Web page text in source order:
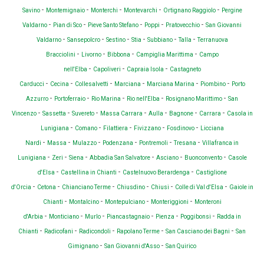
Savino - Montemignaio - Monterchi - Montevarchi - Ortignano Raggiolo - Pergine
Valdarno - Pian di Sco - Pieve Santo Stefano - Poppi - Pratovecchio - San Giovanni
Valdarno - Sansepolcro - Sestino - Stia - Subbiano -Talla -Terranuova
Bracciolini - Livorno - Bibbona - Campiglia Marittima - Campo
nell'Elba - Capoliveri - Capraia Isola - Castagneto
Carducci - Cecina - Collesalvetti - Marciana - Marciana Marina - Piombino - Porto
Azzurro - Portoferraio - Rio Marina - Rio nell'Elba - Rosignano Marittimo - San
Vincenzo - Sassetta - Suvereto - Massa Carrara - Aulla - Bagnone - Carrara - Casola in
Lunigiana - Comano - Filattiera - Fivizzano - Fosdinovo - Licciana
Nardi - Massa - Mulazzo - Podenzana - Pontremoli -Tresana - Villafranca in
Lunigiana - Zeri - Siena - Abbadia San Salvatore - Asciano - Buonconvento - Casole
d'Elsa - Castellina in Chianti - Castelnuovo Berardenga - Castiglione
d'Orcia - Cetona - Chianciano Terme - Chiusdino - Chiusi - Colle di Val d'Elsa - Gaiole in
Chianti - Montalcino - Montepulciano - Monteriggioni - Monteroni
d'Arbia - Monticiano - Murlo - Piancastagnaio - Pienza - Poggibonsi - Radda in
Chianti - Radicofani - Radicondoli - Rapolano Terme - San Casciano dei Bagni - San
Gimignano - San Giovanni d'Asso - San Quirico